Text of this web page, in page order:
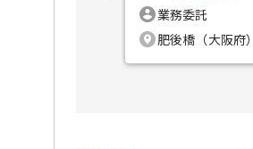
業務委託
肥後橋（大阪府）